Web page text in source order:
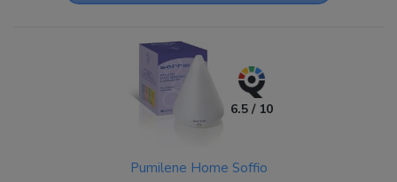
6.5 / 10
Pumilene Home Soffio